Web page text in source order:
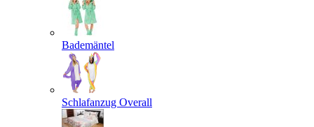
Bademäntel
Schlafanzug Overall